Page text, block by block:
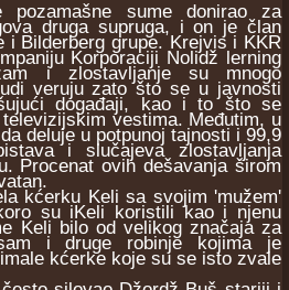
sume donirao za
druga supruga, i on je član
i Bilderberg grupe. Krejvis i KKR
Korporaciji Nolidž lerning
i zlostavljanje su mnogo
veruju zato što se u javnosti
događaji, kao i to što se
vestima. Međutim, u
deluje u potpunoj tajnosti i 99,9
i slučajeva zlostavljanja
Procenat ovih dešavanja širom
kćerku Keli sa svojim 'mužem'
su iKeli koristili kao i njenu
Keli bilo od velikog značaja za
i druge robinje kojima je
kćerke koje su se isto zvale